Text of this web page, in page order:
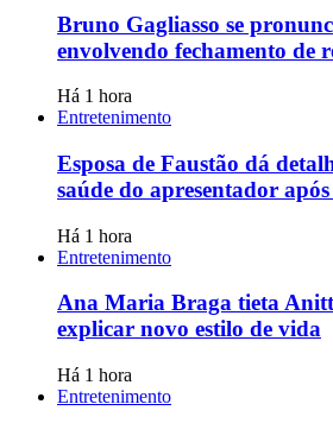
Bruno Gagliasso se
envolvendo fechamento de
Há 1 hora
Entretenimento
Esposa de Faustão dá
saúde do apresentador
Há 1 hora
Entretenimento
Ana Maria Braga tieta
explicar novo estilo de vida
Há 1 hora
Entretenimento